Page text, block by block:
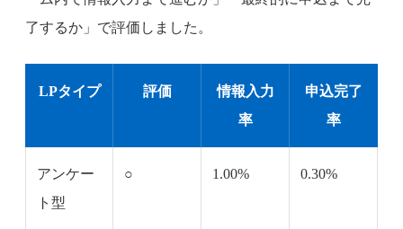
了するか」で評価しました。
LPタイプ 評価
情報入力
率
申込完了
率
アンケー
ト型
○ 1.00% 0.30%